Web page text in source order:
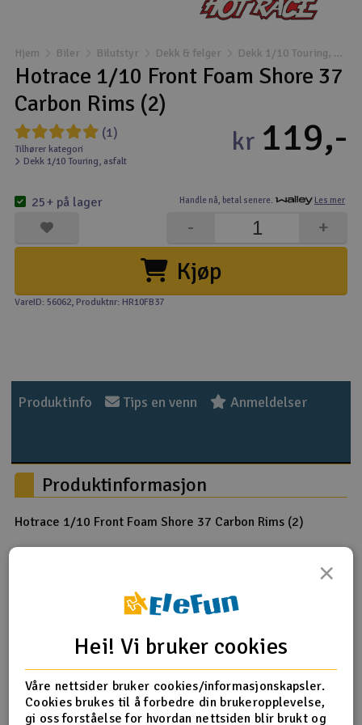
Droner
Droner for FPV
Fly
Helikopter
Kamerautstyr
Modellbygging, LEGO & byggesett
Modelljernbane
Outlet
Raketter
Smarthjem, lek & hobby
Sparkesykler & elkjøretøy
Verktøy, utstyr & tilbehør
Gavekort
Hjem Biler Bilutstyr Dekk & felger Dekk 1/10 Touring, asfalt
Hotrace 1/10 Front Foam Shore 37
Carbon Rims (2)
(1)
Tilhører kategori
Dekk 1/10 Touring, asfalt
Handle nå, betal senere. Les mer
kr 119,-
Kjøp
+
-
25+ på lager
VareID: 56062, Produktnr: HR10FB37
Produktinfo Tips en venn Anmeldelser
Produktinformasjon
Hotrace 1/10 Front Foam Shore 37 Carbon Rims (2)
Produktanmeldelser
Mi8, teppe inne
28.11.2022 av Bjørn
Testet disse inne på teppe med en Schumacher Mi8 4wd
×
Hei! Vi bruker cookies
Våre nettsider bruker cookies/informasjonskapsler.
Cookies brukes til å forbedre din brukeropplevelse,
gi oss forståelse for hvordan nettsiden blir brukt og